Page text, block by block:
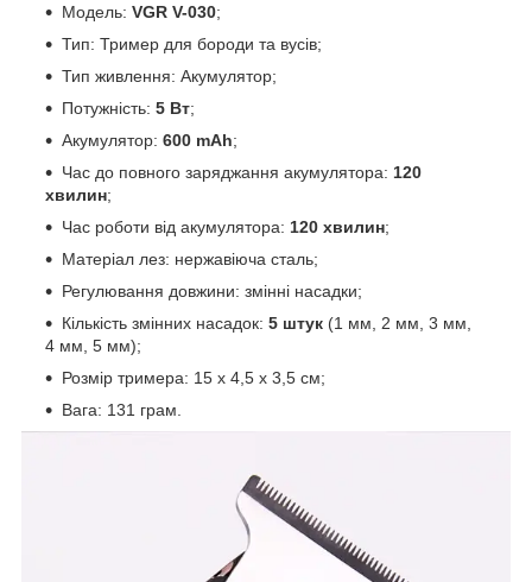
Модель: VGR V-030;
Тип: Тример для бороди та вусів;
Тип живлення: Акумулятор;
Потужність: 5 Вт;
Акумулятор: 600 mAh;
Час до повного заряджання акумулятора: 120
хвилин;
Час роботи від акумулятора: 120 хвилин;
Матеріал лез: нержавіюча сталь;
Регулювання довжини: змінні насадки;
Кількість змінних насадок: 5 штук (1 мм, 2 мм, 3 мм,
4 мм, 5 мм);
Розмір тримера: 15 х 4,5 х 3,5 см;
Вага: 131 грам.